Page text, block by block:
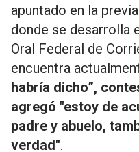
apuntado en la
donde se desarrolla
Oral Federal de
encuentra
habría dicho”,
agregó "estoy de
padre y abuelo,
verdad".